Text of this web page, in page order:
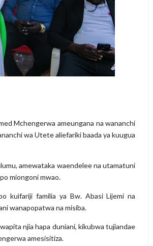
Mchengerwa ameungana na wananchi
wa Utete aliefariki baada ya kuugua
amewataka waendelee na utamatuni
miongoni mwao.
kuifariji familia ya Bw. Abasi Lijemi na
wanapopatwa na misiba.
njia hapa duniani, kikubwa tujiandae
amesisitiza.